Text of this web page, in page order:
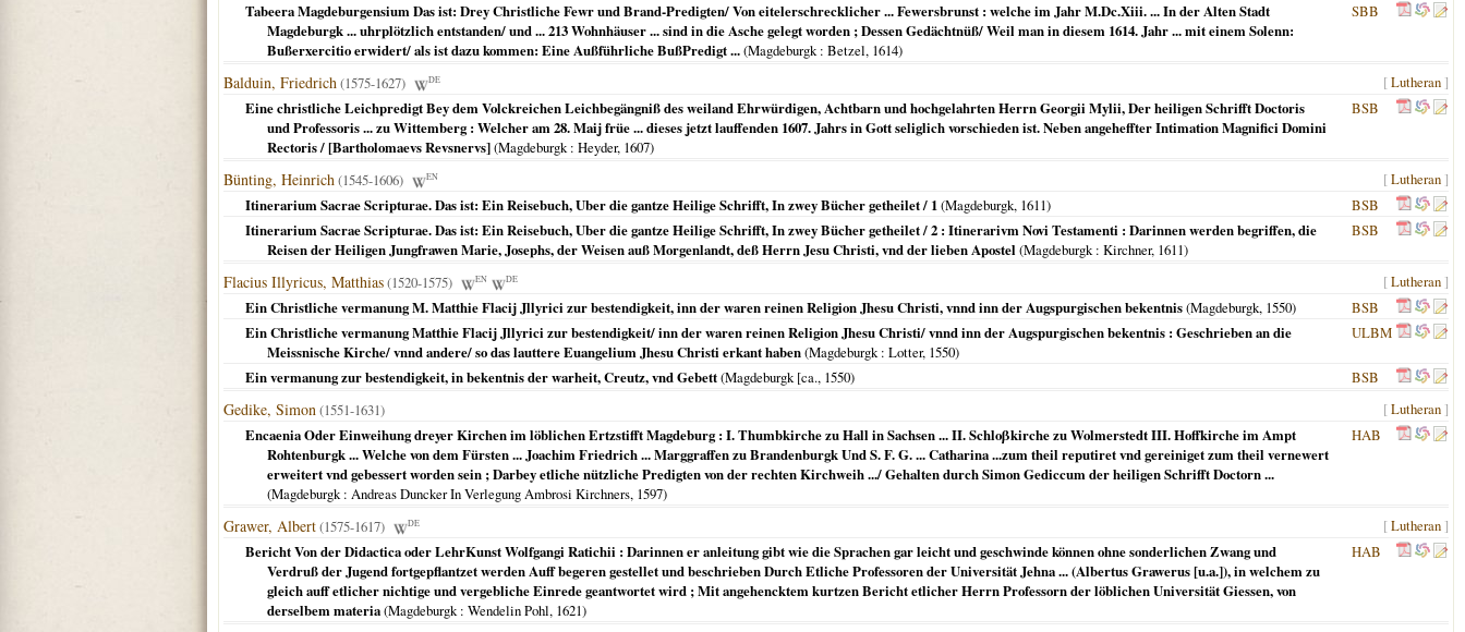
Tabeera Magdeburgensium Das ist: Drey Christliche Fewr und Brand-Predigten/ Von eitelerschrecklicher ... Fewersbrunst : welche im Jahr M.Dc.Xiii. ... In der Alten Stadt
Magdeburgk ... uhrplötzlich entstanden/ und ... 213 Wohnhäuser ... sind in die Asche gelegt worden ; Dessen Gedächtnüß/ Weil man in diesem 1614. Jahr ... mit einem Solenn:
Bußerxercitio erwidert/ als ist dazu kommen: Eine Außführliche BußPredigt ...(Magdeburgk: Betzel, 1614)
SBB
Balduin, Friedrich(1575-1627) DE [Lutheran ]
Eine christliche Leichpredigt Bey dem Volckreichen Leichbegängniß des weiland Ehrwürdigen, Achtbarn und hochgelahrten Herrn Georgii Mylii, Der heiligen Schrifft Doctoris
und Professoris ... zu Wittemberg : Welcher am 28. Maij früe ... dieses jetzt lauffenden 1607. Jahrs in Gott seliglich vorschieden ist. Neben angeheffter Intimation Magnifici Domini
Rectoris / [Bartholomaevs Revsnervs](Magdeburgk: Heyder, 1607)
BSB
Bünting, Heinrich(1545-1606) EN [Lutheran ]
Itinerarium Sacrae Scripturae. Das ist: Ein Reisebuch, Uber die gantze Heilige Schrifft, In zwey Bücher getheilet / 1(Magdeburgk, 1611)
BSB
Itinerarium Sacrae Scripturae. Das ist: Ein Reisebuch, Uber die gantze Heilige Schrifft, In zwey Bücher getheilet / 2 : Itinerarivm Novi Testamenti : Darinnen werden begriffen, die
Reisen der Heiligen Jungfrawen Marie, Josephs, der Weisen auß Morgenlandt, deß Herrn Jesu Christi, vnd der lieben Apostel (Magdeburgk: Kirchner, 1611)
BSB
Flacius Illyricus, Matthias(1520-1575) EN DE [Lutheran ]
Ein Christliche vermanung M. Matthie Flacij Jllyrici zur bestendigkeit, inn der waren reinen Religion Jhesu Christi, vnnd inn der Augspurgischen bekentnis(Magdeburgk, 1550)
BSB
Ein Christliche vermanung Matthie Flacij Jllyrici zur bestendigkeit/ inn der waren reinen Religion Jhesu Christi/ vnnd inn der Augspurgischen bekentnis : Geschrieben an die
Meissnische Kirche/ vnnd andere/ so das lauttere Euangelium Jhesu Christi erkant haben(Magdeburgk: Lotter, 1550)
ULBM
Ein vermanung zur bestendigkeit, in bekentnis der warheit, Creutz, vnd Gebett(Magdeburgk [ca., 1550) BSB
Gedike, Simon(1551-1631) [Lutheran ]
Encaenia Oder Einweihung dreyer Kirchen im löblichen Ertzstifft Magdeburg : I. Thumbkirche zu Hall in Sachsen ... II. Schloβkirche zu Wolmerstedt III. Hoffkirche im Ampt
Rohtenburgk ... Welche von dem Fürsten ... Joachim Friedrich ... Marggraffen zu Brandenburgk Und S. F. G. ... Catharina ...zum theil reputiret vnd gereiniget zum theil vernewert
erweitert vnd gebessert worden sein ; Darbey etliche nützliche Predigten von der rechten Kirchweih .../ Gehalten durch Simon Gediccum der heiligen Schrifft Doctorn ...
(Magdeburgk: Andreas Duncker In Verlegung Ambrosi Kirchners, 1597)
HAB
Grawer, Albert(1575-1617) DE [Lutheran ]
Bericht Von der Didactica oder LehrKunst Wolfgangi Ratichii : Darinnen er anleitung gibt wie die Sprachen gar leicht und geschwinde können ohne sonderlichen Zwang und
Verdruß der Jugend fortgepflantzet werden Auff begeren gestellet und beschrieben Durch Etliche Professoren der Universität Jehna ... (Albertus Grawerus [u.a.]), in welchem zu
gleich auff etlicher nichtige und vergebliche Einrede geantwortet wird ; Mit angehencktem kurtzen Bericht etlicher Herrn Professorn der löblichen Universität Giessen, von
derselbem materia(Magdeburgk: Wendelin Pohl, 1621)
HAB